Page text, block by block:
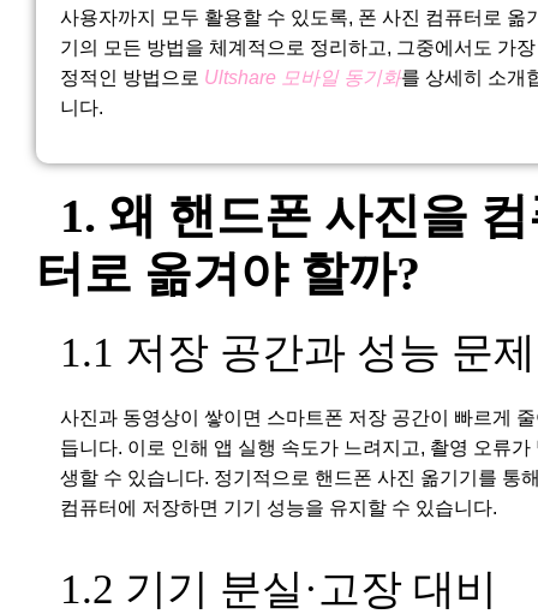
사용자까지 모두 활용할 수 있도록, 폰 사진 컴퓨터로 옮
기의 모든 방법을 체계적으로 정리하고, 그중에서도 가
정적인 방법으로 Ultshare 모바일 동기화를 상세히 소개
니다.
1. 왜 핸드폰 사진을
터로 옮겨야 할까?
1.1 저장 공간과 성능 문제
사진과 동영상이 쌓이면 스마트폰 저장 공간이 빠르게
듭니다. 이로 인해 앱 실행 속도가 느려지고, 촬영 오류가
생할 수 있습니다. 정기적으로 핸드폰 사진 옮기기를 통
컴퓨터에 저장하면 기기 성능을 유지할 수 있습니다.
1.2 기기 분실·고장 대비